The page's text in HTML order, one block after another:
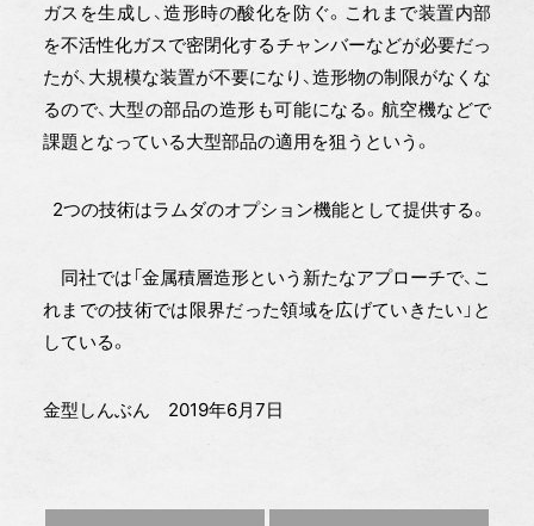
ガスを生成し、造形時の酸化を防ぐ。これまで装置内部
を不活性化ガスで密閉化するチャンバーなどが必要だっ
たが、大規模な装置が不要になり、造形物の制限がなくな
るので、大型の部品の造形も可能になる。航空機などで
課題となっている大型部品の適用を狙うという。
2つの技術はラムダのオプション機能として提供する。
同社では「金属積層造形という新たなアプローチで、こ
れまでの技術では限界だった領域を広げていきたい」と
している。
金型しんぶん 2019年6月7日